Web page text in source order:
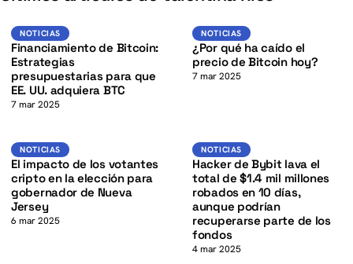
NOTICIAS BTC
NOTICIAS
Financiamiento de Bitcoin:
Estrategias
presupuestarias para que
EE. UU. adquiera BTC
7 mar 2025
NOTICIASBTC
NOTICIAS
¿Por qué ha caído el
precio de Bitcoin hoy?
7 mar 2025
Noticias
K
NOTICIAS
El impacto de los votantes
cripto en la elección para
gobernador de Nueva
Jersey
6 mar 2025
Noticias
NOTICIAS
Hacker de Bybit lava el
total de $1.4 mil millones
robados en 10 días,
aunque podrían
recuperarse parte de los
fondos
4 mar 2025